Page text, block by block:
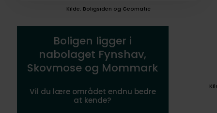
Kilde: Boligsiden og Geomatic
Boligen ligger i
nabolaget Fynshav,
Skovmose og Mommark
Vil du lære området endnu bedre
at kende?